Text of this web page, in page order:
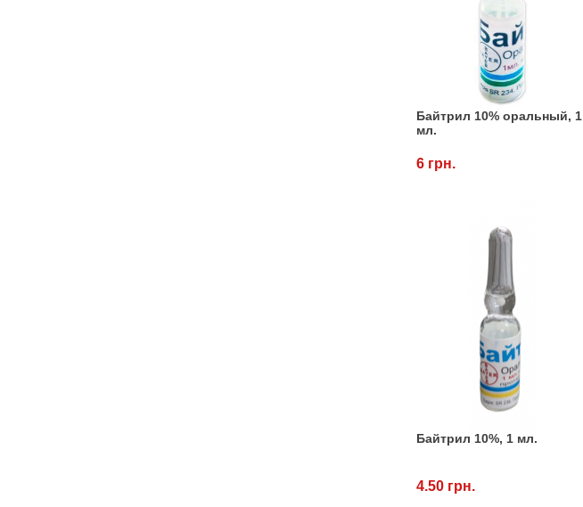
Байтрил 10% оральный, 1
мл.
6 грн.
Байтрил 10%, 1 мл.
4.50 грн.